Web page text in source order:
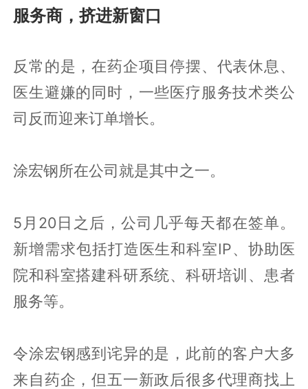
服务商，挤进新窗口
反常的是，在药企项目停摆、代表休息、
医生避嫌的同时，一些医疗服务技术类公
司反而迎来订单增长。
涂宏钢所在公司就是其中之一。
5月20日之后，公司几乎每天都在签单。
新增需求包括打造医生和科室IP、协助医
院和科室搭建科研系统、科研培训、患者
服务等。
令涂宏钢感到诧异的是，此前的客户大多
来自药企，但五一新政后很多代理商找上